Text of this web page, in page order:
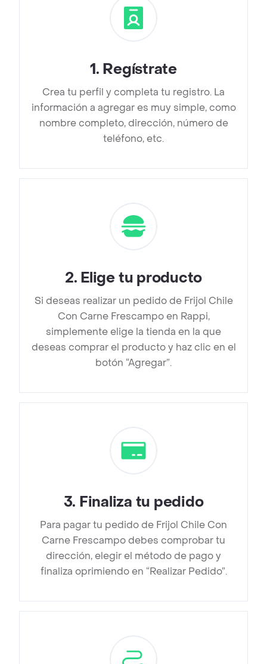
1. Regístrate
Crea tu perfil y completa tu registro. La
información a agregar es muy simple, como
nombre completo, dirección, número de
teléfono, etc.
2. Elige tu producto
Si deseas realizar un pedido de Frijol Chile
Con Carne Frescampo en Rappi,
simplemente elige la tienda en la que
deseas comprar el producto y haz clic en el
botón “Agregar”.
3. Finaliza tu pedido
Para pagar tu pedido de Frijol Chile Con
Carne Frescampo debes comprobar tu
dirección, elegir el método de pago y
finaliza oprimiendo en “Realizar Pedido”.